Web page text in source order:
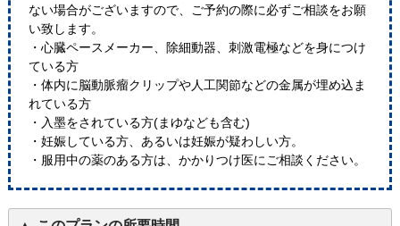
ない場合がございますので、ご予約の際に必ずご相談をお願
い致します。
・心臓ペースメーカー、除細動器、刺激電極などを身につけ
ている方
・体内に脳動脈瘤クリップや人工関節などの金属が埋め込ま
れている方
・入墨をされている方(まゆなども含む)
・妊娠している方、あるいは妊娠が疑わしい方。
・服用中の薬のある方は、かかりつけ医にご相談ください。